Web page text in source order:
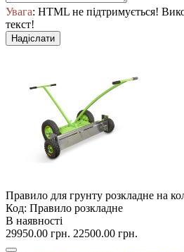
Увага: HTML не підтримується!
текст!
Надіслати
Правило для грунту розкладне на
Код: Правило розкладне
В наявності
29950.00 грн. 22500.00 грн.